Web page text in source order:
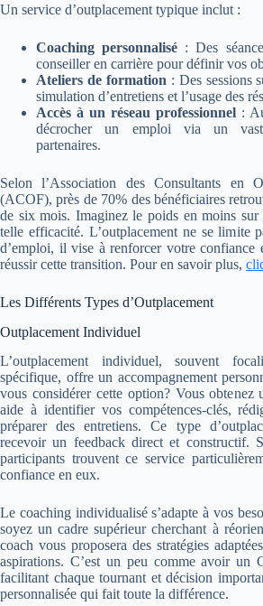
Un service d’outplacement typique inclut :
Coaching personnalisé : Des
conseiller en carrière pour définir vos
Ateliers de formation : Des sessions
simulation d’entretiens et l’usage des
Accès à un réseau professionnel :
décrocher un emploi via un
partenaires.
Selon l’Association des Consultants en
(ACOF), près de 70% des bénéficiaires
de six mois. Imaginez le poids en moins sur
telle efficacité. L’outplacement ne se limite
d’emploi, il vise à renforcer votre confiance
réussir cette transition. Pour en savoir plus,
Les Différents Types d’Outplacement
Outplacement Individuel
L’outplacement individuel, souvent
spécifique, offre un accompagnement
vous considérer cette option? Vous
aide à identifier vos compétences-clés,
préparer des entretiens. Ce type
recevoir un feedback direct et constructif.
participants trouvent ce service
confiance en eux.
Le coaching individualisé s’adapte à vos
soyez un cadre supérieur cherchant à
coach vous proposera des stratégies
aspirations. C’est un peu comme avoir un
facilitant chaque tournant et décision
personnalisée qui fait toute la différence.